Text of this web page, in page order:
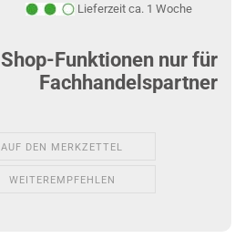
Lieferzeit ca. 1 Woche
Shop-Funktionen nur für
Fachhandelspartner
AUF DEN MERKZETTEL
WEITEREMPFEHLEN